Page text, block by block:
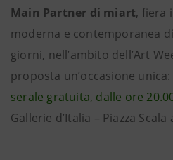
Main Partner di miart, fiera
moderna e contemporanea
giorni, nell’ambito dell’Art
proposta un’occasione unica:
serale gratuita, dalle ore
Gallerie d’Italia – Piazza Scala